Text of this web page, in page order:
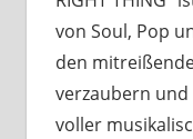
von Soul, Pop
den
verzaubern und
voller